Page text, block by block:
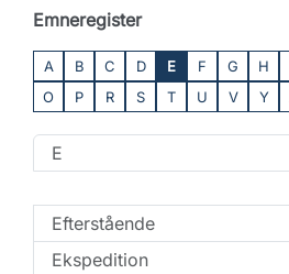
Emneregister
A B C D E F G H
O
P R S T U V Y
E
Efterstående
Ekspedition